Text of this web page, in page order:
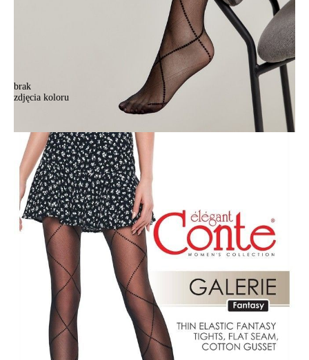
brak
zdjęcia koloru
Rajstopy CONTE ELEGANT GALERIE, r.2, nero
38,90 zł
10%
34,90 zł
Kolory:
BRAK
ZDJĘCIA
Rozmiary:
Tabela rozmiarów
+
DODAJ DO KOSZYKA
Jak złożyć zamówienie
POWIADOM MNIE O DOSTĘPNOŚCI